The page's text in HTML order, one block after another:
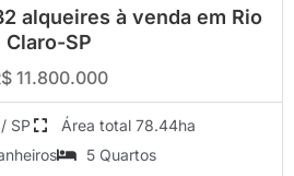
alqueires à venda em Rio
Claro-SP
11.800.000
SP
Área total 78.44ha
5 Quartos